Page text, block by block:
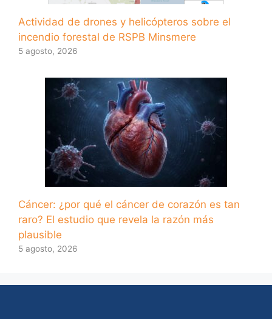
Actividad de drones y helicópteros sobre el
incendio forestal de RSPB Minsmere
5 agosto, 2026
Cáncer: ¿por qué el cáncer de corazón es tan
raro? El estudio que revela la razón más
plausible
5 agosto, 2026